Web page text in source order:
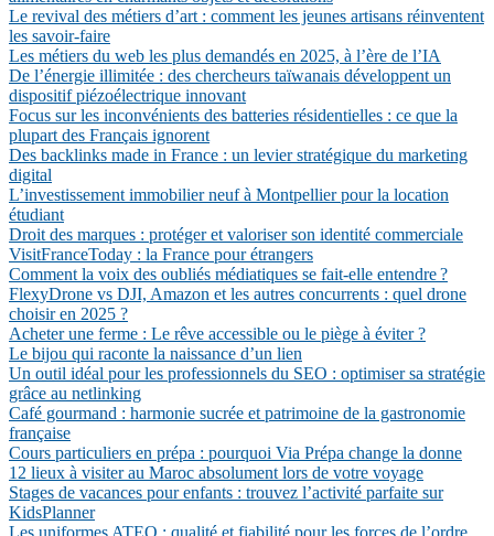
Le revival des métiers d’art : comment les jeunes artisans réinventent
les savoir-faire
Les métiers du web les plus demandés en 2025, à l’ère de l’IA
De l’énergie illimitée : des chercheurs taïwanais développent un
dispositif piézoélectrique innovant
Focus sur les inconvénients des batteries résidentielles : ce que la
plupart des Français ignorent
Des backlinks made in France : un levier stratégique du marketing
digital
L’investissement immobilier neuf à Montpellier pour la location
étudiant
Droit des marques : protéger et valoriser son identité commerciale
VisitFranceToday : la France pour étrangers
Comment la voix des oubliés médiatiques se fait-elle entendre ?
FlexyDrone vs DJI, Amazon et les autres concurrents : quel drone
choisir en 2025 ?
Acheter une ferme : Le rêve accessible ou le piège à éviter ?
Le bijou qui raconte la naissance d’un lien
Un outil idéal pour les professionnels du SEO : optimiser sa stratégie
grâce au netlinking
Café gourmand : harmonie sucrée et patrimoine de la gastronomie
française
Cours particuliers en prépa : pourquoi Via Prépa change la donne
12 lieux à visiter au Maroc absolument lors de votre voyage
Stages de vacances pour enfants : trouvez l’activité parfaite sur
KidsPlanner
Les uniformes ATEQ : qualité et fiabilité pour les forces de l’ordre